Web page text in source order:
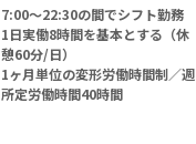
7:00～22:30の間でシフト勤務
1日実働8時間を基本とする（休
憩60分/日）
1ヶ月単位の変形労働時間制／週
所定労働時間40時間